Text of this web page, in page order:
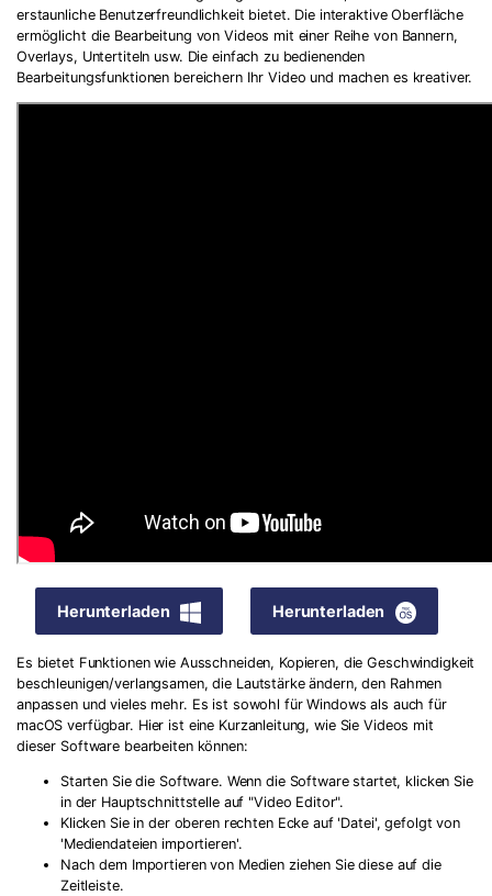
erstaunliche Benutzerfreundlichkeit bietet. Die interaktive Oberfläche
ermöglicht die Bearbeitung von Videos mit einer Reihe von Bannern,
Overlays, Untertiteln usw. Die einfach zu bedienenden
Bearbeitungsfunktionen bereichern Ihr Video und machen es kreativer.
Herunterladen Herunterladen
Es bietet Funktionen wie Ausschneiden, Kopieren, die Geschwindigkeit
beschleunigen/verlangsamen, die Lautstärke ändern, den Rahmen
anpassen und vieles mehr. Es ist sowohl für Windows als auch für
macOS verfügbar. Hier ist eine Kurzanleitung, wie Sie Videos mit
dieser Software bearbeiten können:
Starten Sie die Software. Wenn die Software startet, klicken Sie
in der Hauptschnittstelle auf "Video Editor".
Klicken Sie in der oberen rechten Ecke auf 'Datei', gefolgt von
'Mediendateien importieren'.
Nach dem Importieren von Medien ziehen Sie diese auf die
Zeitleiste.